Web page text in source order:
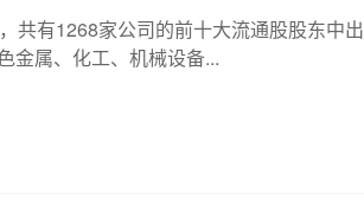
共有1268家公司的前十大流通股股东中
金属、化工、机械设备...